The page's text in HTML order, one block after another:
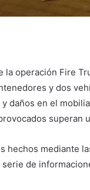
la operación Fire
y dos
daños en el
superan
hechos mediante
de